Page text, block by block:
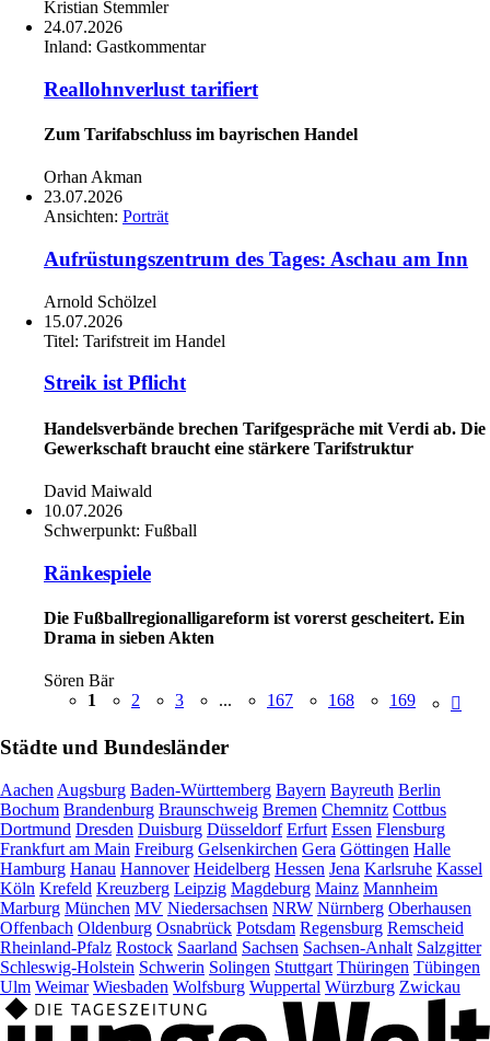
Kristian Stemmler
24.07.2026
Inland: Gastkommentar
Reallohnverlust tarifiert
Zum Tarifabschluss im bayrischen Handel
Orhan Akman
23.07.2026
Ansichten: Porträt
Aufrüstungszentrum des Tages: Aschau am Inn
Arnold Schölzel
15.07.2026
Titel: Tarifstreit im Handel
Streik ist Pflicht
Handelsverbände brechen Tarifgespräche mit Verdi ab. Die
Gewerkschaft braucht eine stärkere Tarifstruktur
David Maiwald
10.07.2026
Schwerpunkt: Fußball
Ränkespiele
Die Fußballregionalligareform ist vorerst gescheitert. Ein
Drama in sieben Akten
Sören Bär
1
2 3 ... 167 168 169
Städte und Bundesländer
Aachen Augsburg Baden-Württemberg Bayern Bayreuth Berlin
Bochum Brandenburg Braunschweig Bremen Chemnitz Cottbus
Dortmund Dresden Duisburg Düsseldorf Erfurt Essen Flensburg
Frankfurt am Main Freiburg Gelsenkirchen Gera Göttingen Halle
Hamburg Hanau Hannover Heidelberg Hessen Jena Karlsruhe Kassel
Köln Krefeld Kreuzberg Leipzig Magdeburg Mainz Mannheim
Marburg München MV Niedersachsen NRW Nürnberg Oberhausen
Offenbach Oldenburg Osnabrück Potsdam Regensburg Remscheid
Rheinland-Pfalz Rostock Saarland Sachsen Sachsen-Anhalt Salzgitter
Schleswig-Holstein Schwerin Solingen Stuttgart Thüringen Tübingen
Ulm Weimar Wiesbaden Wolfsburg Wuppertal Würzburg Zwickau